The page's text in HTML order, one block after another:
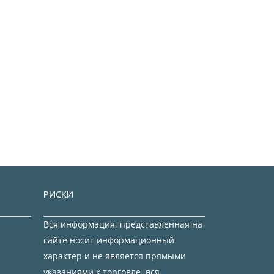
РИСКИ
Вся информация, представленная на
сайте носит информационный
характер и не является прямыми
указаниями к торговле, вся